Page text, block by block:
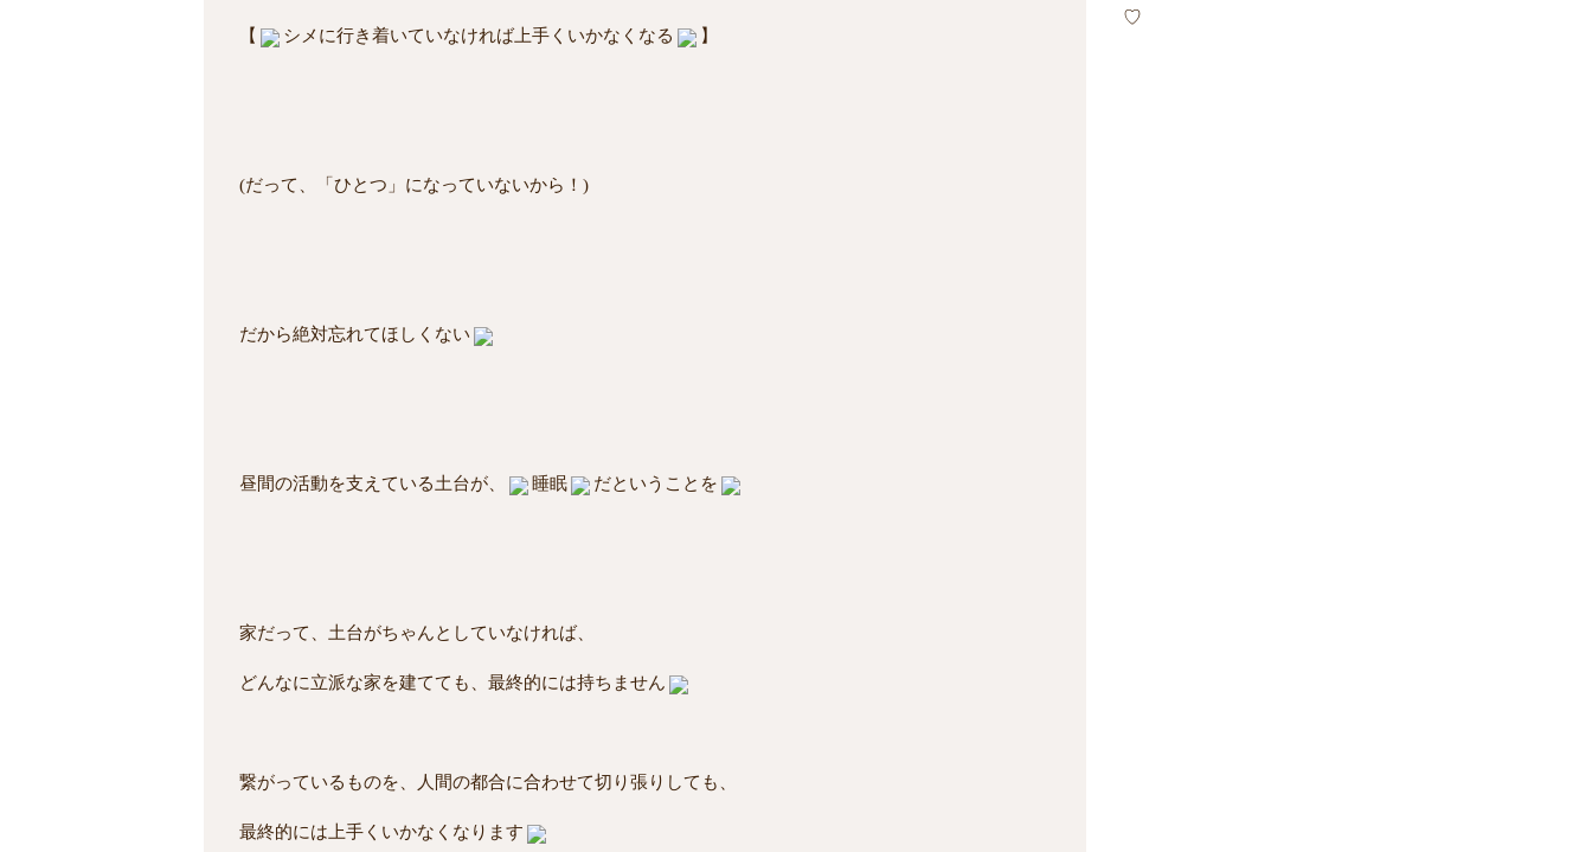
【 シメに行き着いていなければ上手くいかなくなる 】
(だって、「ひとつ」になっていないから！)
だから絶対忘れてほしくない
昼間の活動を支えている土台が、 睡眠 だということを
家だって、土台がちゃんとしていなければ、
どんなに立派な家を建てても、最終的には持ちません
繋がっているものを、人間の都合に合わせて切り張りしても、
最終的には上手くいかなくなります
♡